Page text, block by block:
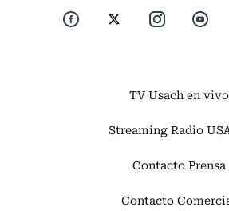
TV Usach en vivo
Streaming Radio
Contacto Prensa
Contacto